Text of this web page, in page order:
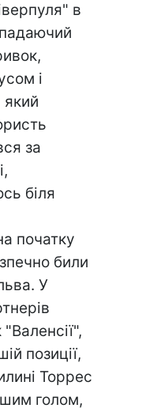
в
і
за
біля
початку
били
У
позиції,
Торрес
голом,